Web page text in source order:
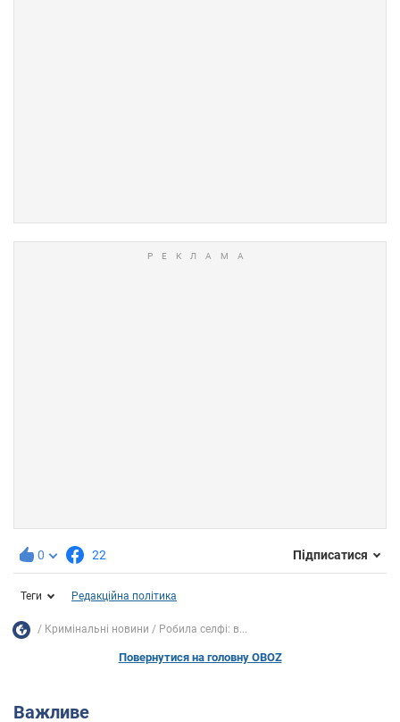
0 22 Підписатися
Теги Редакційна політика
Кримінальні новини Робила селфі: в...
Повернутися на головну OBOZ
Важливе